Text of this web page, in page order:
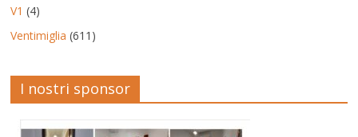
V1 (4)
Ventimiglia (611)
I nostri sponsor